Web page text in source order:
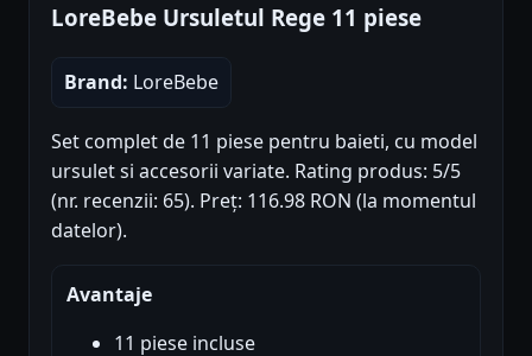
LoreBebe Ursuletul Rege 11 piese
Brand: LoreBebe
Set complet de 11 piese pentru baieti, cu model
ursulet si accesorii variate. Rating produs: 5/5
(nr. recenzii: 65). Preț: 116.98 RON (la momentul
datelor).
Avantaje
11 piese incluse